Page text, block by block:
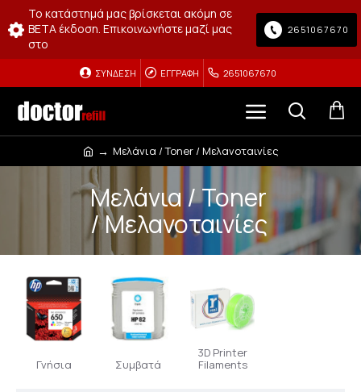
Το κατάστημά μας βρίσκεται ακόμη σε
BETA έκδοση. Επικοινωνήστε μαζί μας
στο
2651067670
ΣΎΝΔΕΣΗ ΕΓΓΡΑΦΉ 2651067670
Μελάνια / Toner / Μελανοταινίες
Μελάνια / Toner
/ Μελανοταινίες
Γνήσια Συμβατά
3D Printer
Filaments